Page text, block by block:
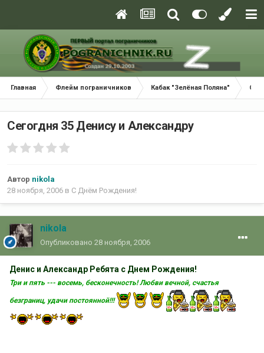
Главная Флейм пограничников Кабак "Зелёная Поляна" С
Сегогдня 35 Денису и Александру
Автор nikola
28 ноября, 2006 в С Днём Рождения!
nikola
Опубликовано 28 ноября, 2006
Денис и Александр Ребята с Днем Рождения!
Три и пять --- восемь, бесконечность! Любви вечной, счастья
безграниц, удачи постоянной!!!